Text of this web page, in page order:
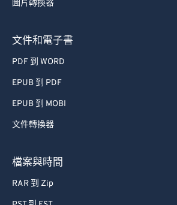
圖片轉換器
文件和電子書
PDF 到 WORD
EPUB 到 PDF
EPUB 到 MOBI
文件轉換器
檔案與時間
RAR 到 Zip